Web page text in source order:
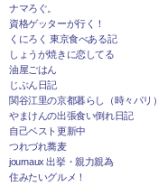
ナマろぐ。
資格ゲッターが行く！
くにろく 東京食べある記
しょうが焼きに恋してる
油屋ごはん
じぶん日記
関谷江里の京都暮らし（時々パリ）
やまけんの出張食い倒れ日記
自己ベスト更新中
つれづれ蕎麦
journaux 出挙・親力親為
住みたいグルメ！